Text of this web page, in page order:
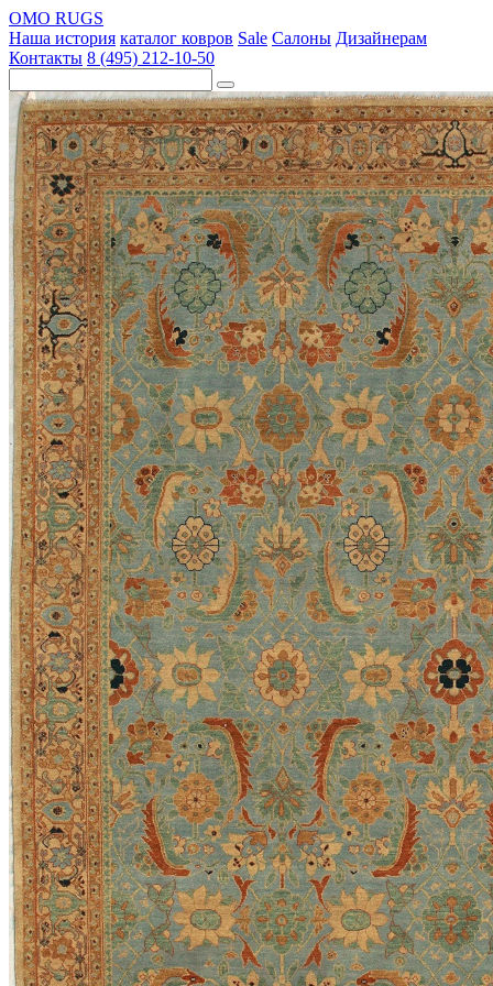
OMO RUGS
Наша история каталог ковров Sale Салоны Дизайнерам
Контакты 8 (495) 212-10-50